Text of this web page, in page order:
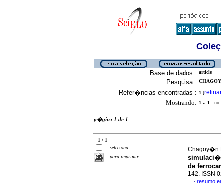
Base de dados : article
Pesquisa :
Refer�ncias encontradas : 1 [refinar
Mostrando: 1 .. 1 no
p�gina 1 de 1
1 / 1
seleciona
para imprimir
Chagoy�n
de
142. ISSN
· resumo